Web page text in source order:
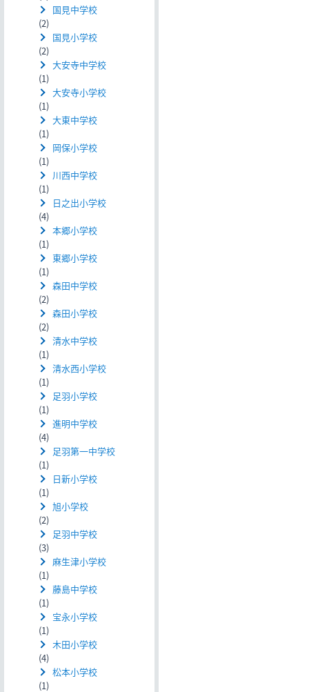
国見中学校
(2)
国見小学校
(2)
大安寺中学校
(1)
大安寺小学校
(1)
大東中学校
(1)
岡保小学校
(1)
川西中学校
(1)
日之出小学校
(4)
本郷小学校
(1)
東郷小学校
(1)
森田中学校
(2)
森田小学校
(2)
清水中学校
(1)
清水西小学校
(1)
足羽小学校
(1)
進明中学校
(4)
足羽第一中学校
(1)
日新小学校
(1)
旭小学校
(2)
足羽中学校
(3)
麻生津小学校
(1)
藤島中学校
(1)
宝永小学校
(1)
木田小学校
(4)
松本小学校
(1)